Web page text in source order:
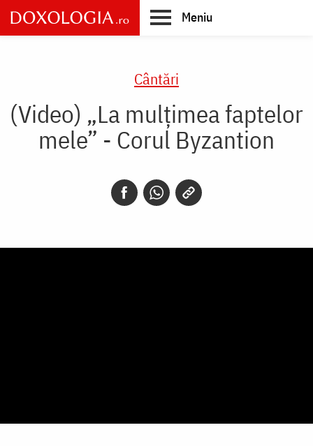
Skip
to
main
Meniu
Cântări
(Video) „La mulțimea faptelor
mele” - Corul Byzantion